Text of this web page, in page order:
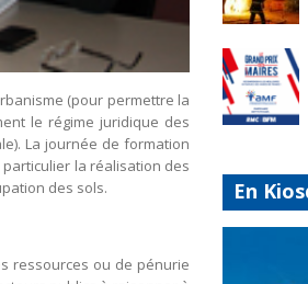
(pour permettre la
le régime juridique des
La journée de formation
particulier la réalisation des
des sols.
ressources ou de pénurie
En